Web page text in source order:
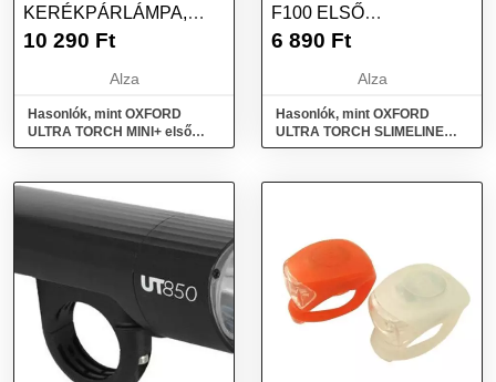
KERÉKPÁRLÁMPA,
(USB TÖLTÉS, 100 LM
10 290 Ft
Alza
Hasonlók, mint OXFORD
ULTRA TORCH MINI+ első
kerékpárlámpa, (USB töltés,
F100 ELSŐ
KERÉKPÁRLÁMPA,
6 890 Ft
Alza
Hasonlók, mint OXFORD
ULTRA TORCH SLIMELINE
F100 első kerékpárlámpa,